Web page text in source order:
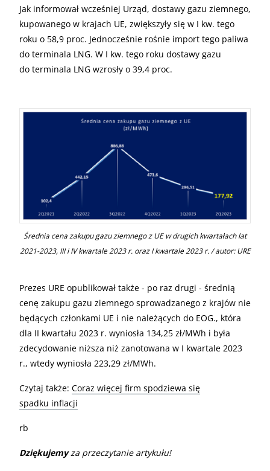
Jak informował wcześniej Urząd, dostawy gazu ziemnego,
kupowanego w krajach UE, zwiększyły się w I kw. tego
roku o 58,9 proc. Jednocześnie rośnie import tego paliwa
do terminala LNG. W I kw. tego roku dostawy gazu
do terminala LNG wzrosły o 39,4 proc.
Średnia cena zakupu gazu ziemnego z UE w drugich kwartałach lat
2021-2023, III i IV kwartale 2023 r. oraz I kwartale 2023 r. / autor: URE
Prezes URE opublikował także - po raz drugi - średnią
cenę zakupu gazu ziemnego sprowadzanego z krajów nie
będących członkami UE i nie należących do EOG., która
dla II kwartału 2023 r. wyniosła 134,25 zł/MWh i była
zdecydowanie niższa niż zanotowana w I kwartale 2023
r., wtedy wyniosła 223,29 zł/MWh.
Czytaj także: Coraz więcej firm spodziewa się
spadku inflacji
rb
Dziękujemyza przeczytanie artykułu!